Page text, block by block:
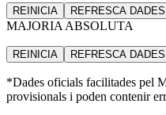
REINICIA REFRESCA DADES
MAJORIA ABSOLUTA
REINICIA REFRESCA DADES
*Dades oficials facilitades pel
provisionals i poden contenir